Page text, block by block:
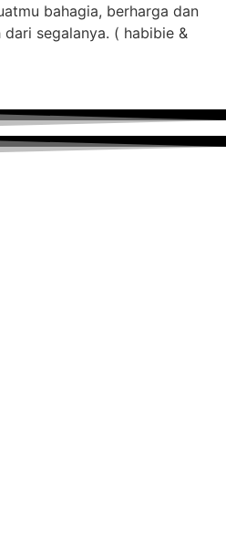
bahagia, berharga dan
segalanya. ( habibie &